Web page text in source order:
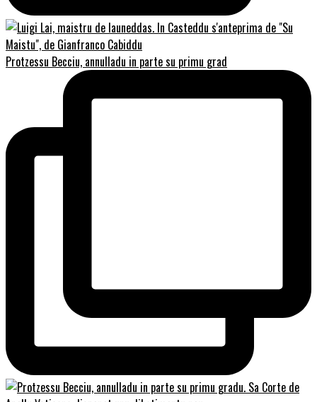
Protzessu Becciu, annulladu in parte su primu grad